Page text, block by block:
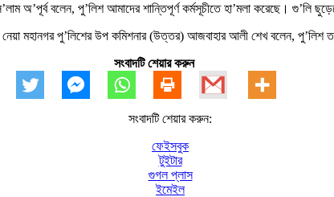
অ’পূর্ব বলেন, পু’লিশ আমাদের শান্তিপূর্ণ কর্মসূচীতে হা’মলা করেছে।
নেয়া মহানগর পু’লিশের উপ কমিশনার (উত্তর) আজবাহার আলী শেখ বলেন,
সংবাদটি শেয়ার করুন
সংবাদটি শেয়ার করুন:
ফেইসবুক
টুইটার
গুগল প্লাস
ইমেইল